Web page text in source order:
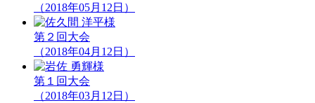
（2018年05月12日）
第２回大会
（2018年04月12日）
第１回大会
（2018年03月12日）